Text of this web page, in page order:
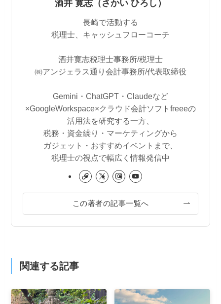
酒井 寛志（さかい ひろし）
長崎で活動する
税理士、キャッシュフローコーチ
酒井寛志税理士事務所/税理士
㈱アンジェラス通り会計事務所/代表取締役
Gemini・ChatGPT・Claudeなど
×GoogleWorkspace×クラウド会計ソフトfreeeの
活用法を研究する一方、
税務・資金繰り・マーケティングから
ガジェット・おすすめイベントまで、
税理士の視点で幅広く情報発信中
この著者の記事一覧へ
関連する記事